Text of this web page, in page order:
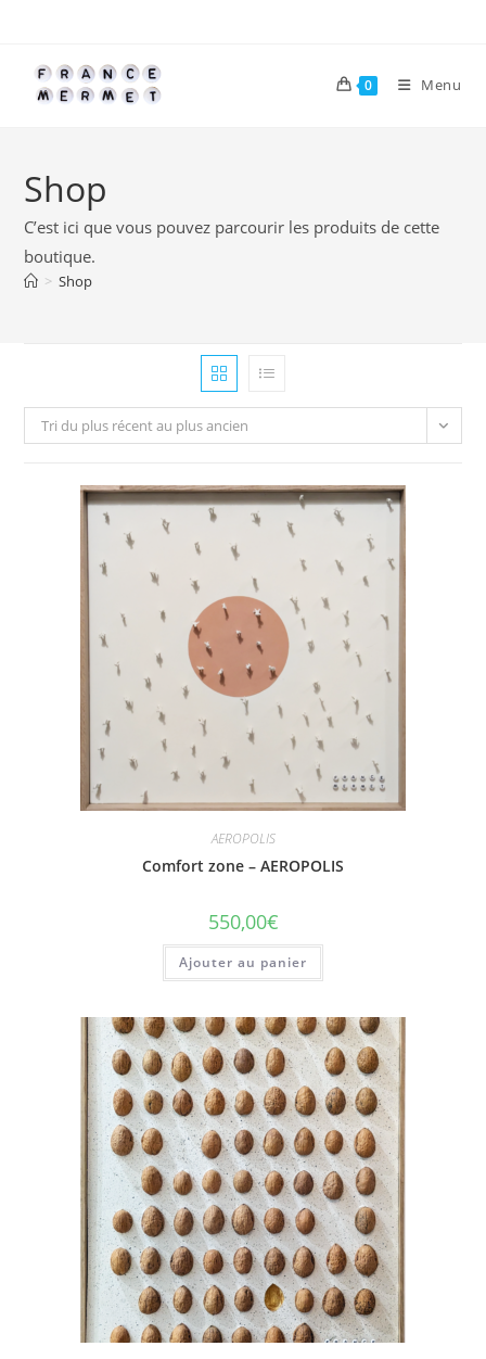
content
0 Menu
Shop
C’est ici que vous pouvez parcourir les produits de cette
boutique.
> Shop
Tri du plus récent au plus ancien
AEROPOLIS
Comfort zone – AEROPOLIS
550,00€
Ajouter au panier